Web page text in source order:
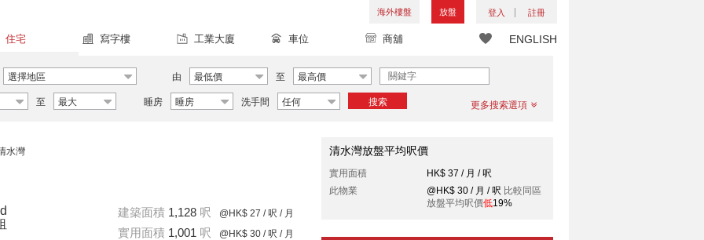
海外樓盤 放盤 登入 註冊
ENGLISH
住宅 寫字樓 工業大廈 車位 商舖
選擇地區 由 最低價 至 最高價
至 最大 睡房 睡房 洗手間 任何 搜索 更多搜索選項
水灣
建築面積 1,128 呎 @HK$ 27 / 呎 / 月
實用面積 1,001 呎 @HK$ 30 / 呎 / 月
清水灣放盤平均呎價
實用面積
HK$ 37 / 月 / 呎
此物業
@HK$ 30 / 月 / 呎 比較同區
放盤平均呎價低19%